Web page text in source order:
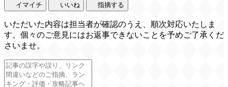
イマイチ いいね 指摘する
いただいた内容は担当者が確認のうえ、順次対応いたしま
す。個々のご意見にはお返事できないことを予めご了承くだ
さいませ。